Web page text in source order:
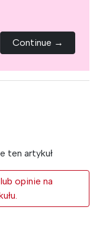
Continue →
ten artykuł
opinie na